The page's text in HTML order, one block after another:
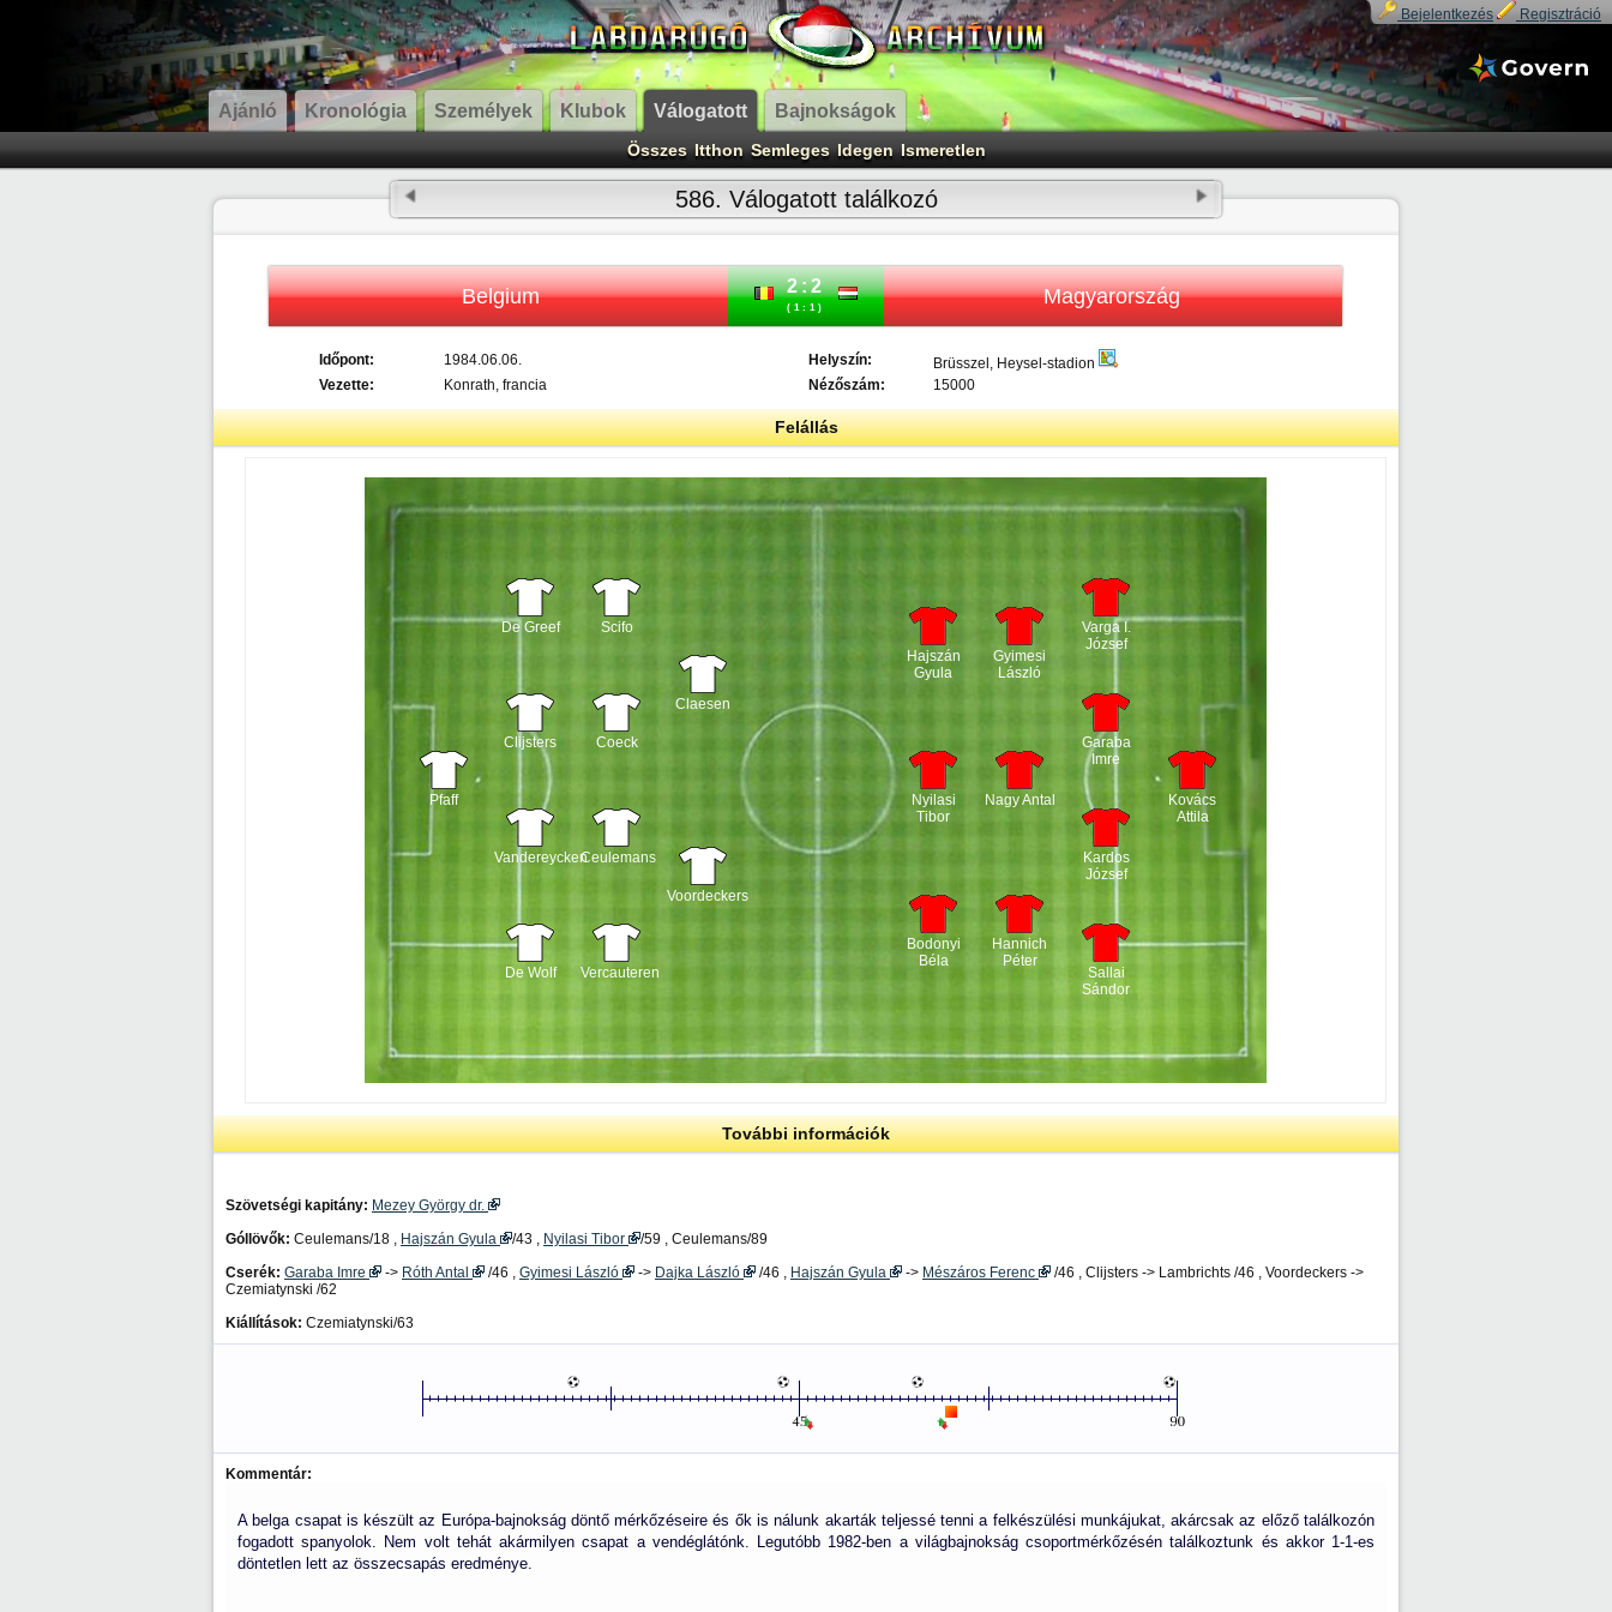
Bejelentkezés Regisztráció
Ajánló Kronológia Személyek Klubok Válogatott Bajnokságok
Összes Itthon Semleges Idegen Ismeretlen
586. Válogatott találkozó
Belgium 2:2
(1:1) Magyarország
Időpont: 1984.06.06. Helyszín:
Brüsszel, Heysel-stadion
Vezette:
Konrath, francia Nézőszám: 15000
Felállás
Pfaff
De Greef
Clijsters
Vandereycken
De Wolf
Scifo
Coeck
Ceulemans
Vercauteren
Claesen
Voordeckers
Kovács
Attila
Sallai
Sándor
Kardos
József
Garaba
Imre
Varga I.
József
Hannich
Péter
Nagy Antal
Gyimesi
László
Bodonyi
Béla
Nyilasi
Tibor
Hajszán
Gyula
További információk
Szövetségi kapitány: Mezey György dr.
Góllövők: Ceulemans/18 , Hajszán Gyula /43 , Nyilasi Tibor
/59 , Ceulemans/89
Cserék: Garaba Imre -> Róth Antal /46 , Gyimesi László -> Dajka László /46 , Hajszán Gyula -> Mészáros Ferenc
/46 , Clijsters -> Lambrichts /46 , Voordeckers ->
Czemiatynski /62
Kiállítások: Czemiatynski/63
Kommentár:
A belga csapat is készült az Európa-bajnokság döntő mérkőzéseire és ők is nálunk akarták teljessé tenni a felkészülési munkájukat, akárcsak az előző találkozón
fogadott spanyolok. Nem volt tehát akármilyen csapat a vendéglátónk. Legutóbb 1982-ben a világbajnokság csoportmérkőzésén találkoztunk és akkor 1-1-es
döntetlen lett az összecsapás eredménye.